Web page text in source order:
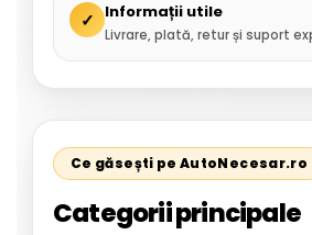
✓ Informații utile
Livrare, plată, retur și suport
Ce găsești pe AutoNecesar.ro
Categorii principale